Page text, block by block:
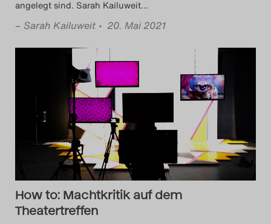
Das Theatertreffen-Blog
Archiv
Impressum
Nutzungsbedingungen
Search
angelegt sind. Sarah Kailuweit…
– Sarah Kailuweit • 20. Mai 2021
How to: Machtkritik auf dem
Theatertreffen